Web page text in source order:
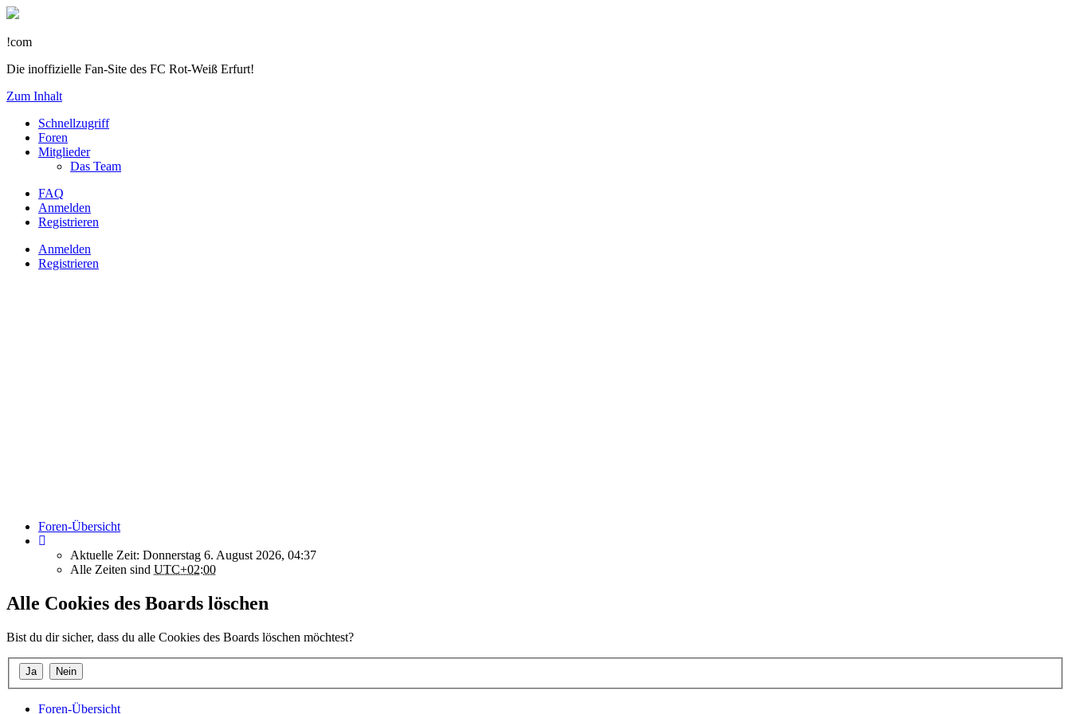
!com
Die inoffizielle Fan-Site des FC Rot-Weiß Erfurt!
Zum Inhalt
Schnellzugriff
Foren
Mitglieder
Das Team
FAQ
Anmelden
Registrieren
Anmelden
Registrieren
Foren-Übersicht
Aktuelle Zeit: Donnerstag 6. August 2026, 04:37
Alle Zeiten sind UTC+02:00
Alle Cookies des Boards löschen
Bist du dir sicher, dass du alle Cookies des Boards löschen möchtest?
Foren-Übersicht